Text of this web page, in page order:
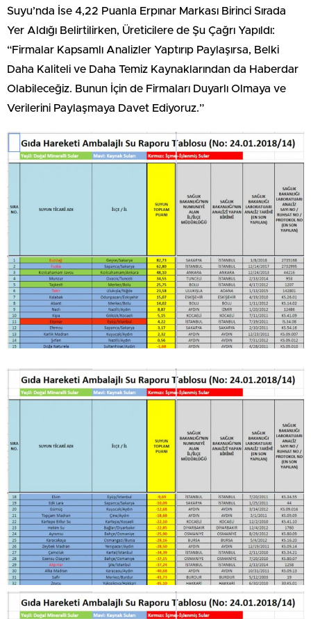
Suyu’nda İse 4,22 Puanla Erpınar Markası Birinci Sırada
Yer Aldığı Belirtilirken, Üreticilere de Şu Çağrı Yapıldı:
“Firmalar Kapsamlı Analizler Yaptırıp Paylaşırsa, Belki
Daha Kaliteli ve Daha Temiz Kaynaklarından da Haberdar
Olabileceğiz. Bunun İçin de Firmaları Duyarlı Olmaya ve
Verilerini Paylaşmaya Davet Ediyoruz.”